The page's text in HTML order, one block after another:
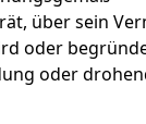
über sein
oder
oder